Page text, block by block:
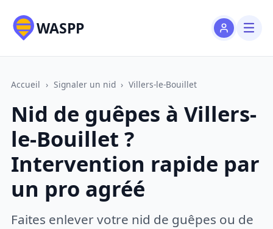
WASPP
Accueil › Signaler un nid › Villers-le-Bouillet
Nid de guêpes à Villers-
le-Bouillet ?
Intervention rapide par
un pro agréé
Faites enlever votre nid de guêpes ou de